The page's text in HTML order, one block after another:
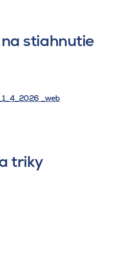
stiahnutie
_web
triky